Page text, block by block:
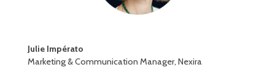
Julie Impérato
Marketing & Communication Manager, Nexira